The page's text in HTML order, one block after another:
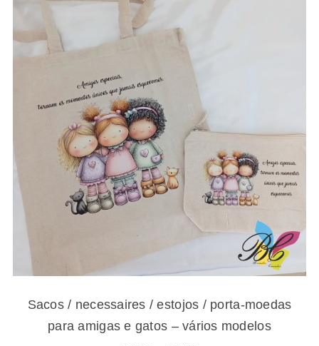
Sacos / necessaires / estojos / porta-
moedas para amigas e gatos – vários
modelos
Sacos / necessaires / estojos / porta-moedas
para amigas e gatos – vários modelos